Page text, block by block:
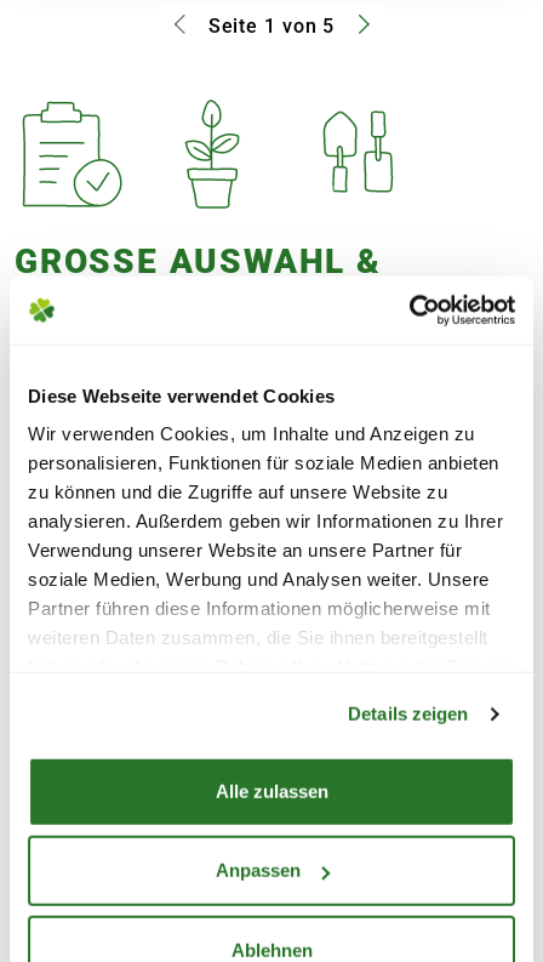
Diese Webseite verwendet Cookies
Wir verwenden Cookies, um Inhalte und Anzeigen zu
personalisieren, Funktionen für soziale Medien anbieten
zu können und die Zugriffe auf unsere Website zu
analysieren. Außerdem geben wir Informationen zu Ihrer
Verwendung unserer Website an unsere Partner für
soziale Medien, Werbung und Analysen weiter. Unsere
Partner führen diese Informationen möglicherweise mit
weiteren Daten zusammen, die Sie ihnen bereitgestellt
Details zeigen
Alle zulassen
Anpassen
Ablehnen
Seite 1 von 5
GROSSE AUSWAHL & F
ACHBERATUNG
ZIERSTRÄUCHERN
Du möchtest Dich vor Ort inspirieren lassen und die
perfekten Ziersträucher für Deinen Garten kaufen? In
unseren deutschlandweit verteilten Blumenmärkten
und Gartencentern wartet eine große Auswahl an
Pflanzen für Garten und Balkon auf Dich. Unser
freundliches Fachpersonal steht Dir mit Rat und Tat
zur Seite, beantwortet all Deine Fragen und hilft Dir
Pflanzen für Dein Zuhause zu finden. Gemeinsam
schauen wir, welche Sorte am besten zu Deinen
Wünschen und den Gegebenheiten vor Ort passt. So
kannst Du garantiert eine Pflanze kaufen, die bei Dir
Gartencenter oder Blumenmärkte in Deiner Nähe
vorbei!